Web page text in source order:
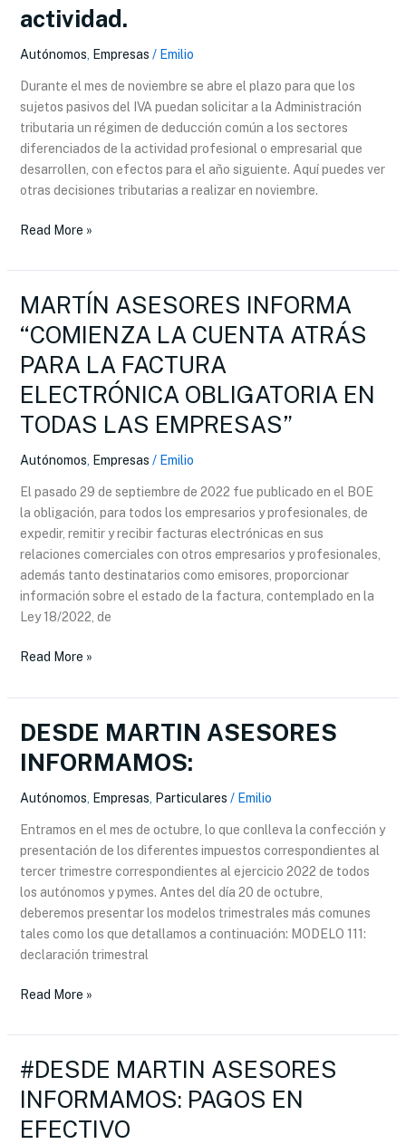
actividad.
Autónomos, Empresas / Emilio
Durante el mes de noviembre se abre el plazo para que los
sujetos pasivos del IVA puedan solicitar a la Administración
tributaria un régimen de deducción común a los sectores
diferenciados de la actividad profesional o empresarial que
desarrollen, con efectos para el año siguiente. Aquí puedes ver
otras decisiones tributarias a realizar en noviembre.
noviembre
puedes
la
deducción
común
del
IVA
para
diferenciados
Read More »
MARTÍN ASESORES INFORMA
“COMIENZA LA CUENTA ATRÁS
PARA LA FACTURA
ELECTRÓNICA OBLIGATORIA EN
TODAS LAS EMPRESAS”
Autónomos, Empresas / Emilio
El pasado 29 de septiembre de 2022 fue publicado en el BOE
la obligación, para todos los empresarios y profesionales, de
expedir, remitir y recibir facturas electrónicas en sus
relaciones comerciales con otros empresarios y profesionales,
además tanto destinatarios como emisores, proporcionar
información sobre el estado de la factura, contemplado en la
Ley 18/2022, de
MARTÍN
INFORMA
“COMIENZA
LA
CUENTA
ATRÁS
LA
FACTURA
ELECTRÓNICA
OBLIGATORIA
EN
TODAS
LAS
EMPRESAS”
Read More »
DESDE MARTIN ASESORES
INFORMAMOS:
Autónomos, Empresas, Particulares / Emilio
Entramos en el mes de octubre, lo que conlleva la confección y
presentación de los diferentes impuestos correspondientes al
tercer trimestre correspondientes al ejercicio 2022 de todos
los autónomos y pymes. Antes del día 20 de octubre,
deberemos presentar los modelos trimestrales más comunes
tales como los que detallamos a continuación: MODELO 111:
declaración trimestral
DESDE
ASESORES
Read More »
#DESDE MARTIN ASESORES
INFORMAMOS: PAGOS EN
EFECTIVO
#DESDE
ASESORES
INFORMAMOS: